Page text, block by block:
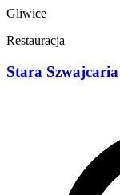
Gliwice
Restauracja
Stara Szwajcaria